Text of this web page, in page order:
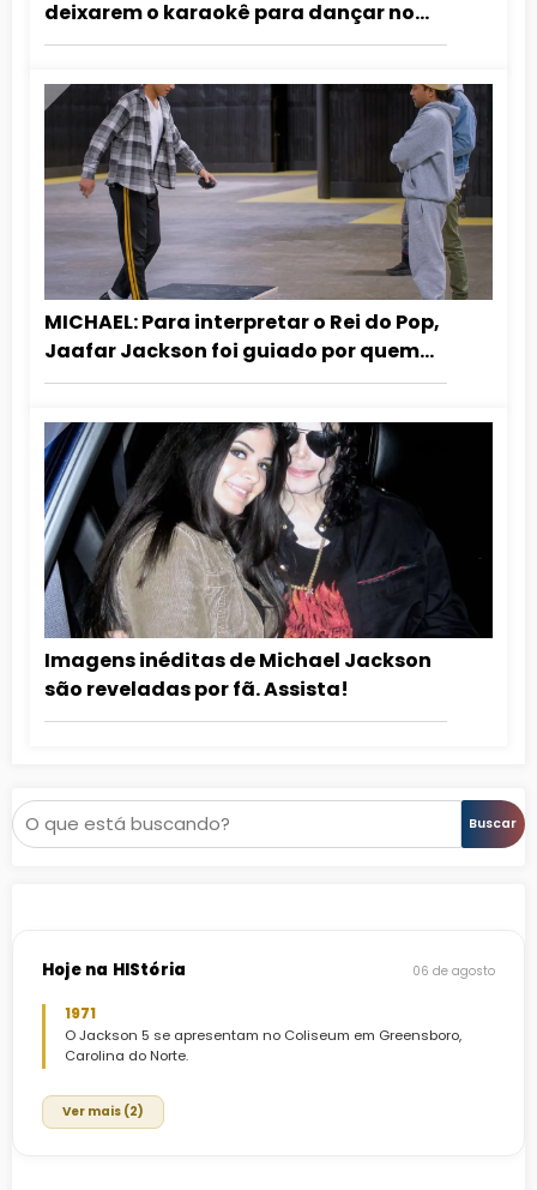
deixarem o karaokê para dançar no
cinema
MICHAEL: Para interpretar o Rei do Pop,
Jaafar Jackson foi guiado por quem
dançou com ele
Imagens inéditas de Michael Jackson
são reveladas por fã. Assista!
Pesquisar Buscar
Hoje na HIStória 06 de agosto
1971
O Jackson 5 se apresentam no Coliseum em Greensboro,
Carolina do Norte.
Ver mais (2)